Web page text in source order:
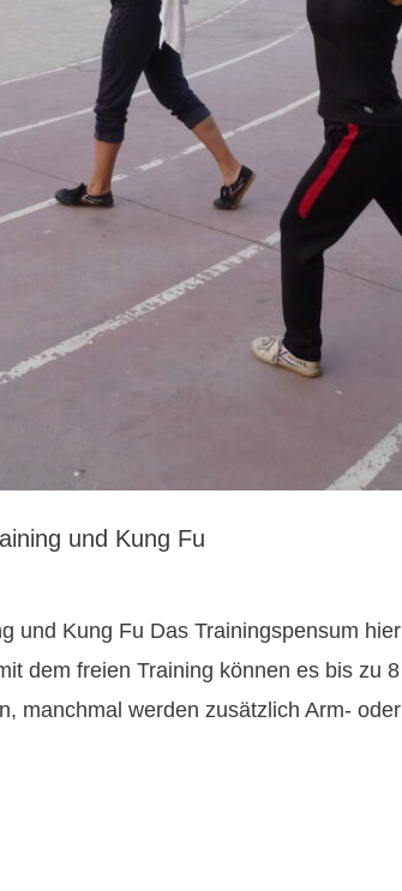
und Kung Fu
und Kung Fu Das Trainingspensum
dem freien Training können es bis zu
manchmal werden zusätzlich Arm-